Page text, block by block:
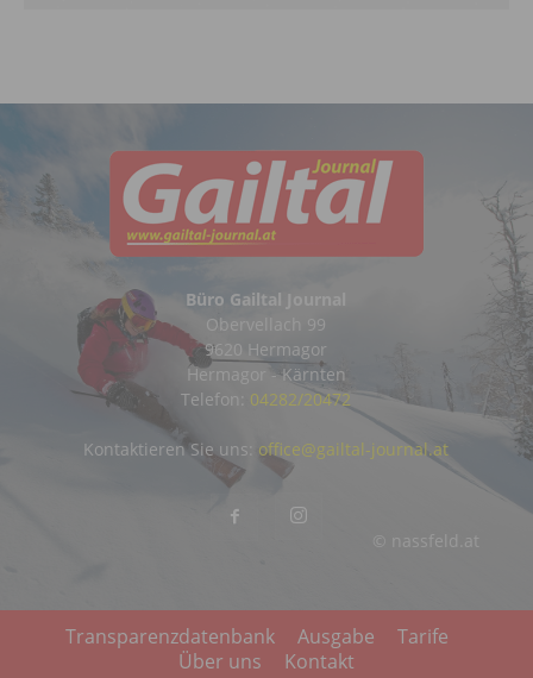
Büro Gailtal Journal
Obervellach 99
9620 Hermagor
Hermagor - Kärnten
Telefon: 04282/20472
© nassfeld.at
Kontaktieren Sie uns: office@gailtal-journal.at
Transparenzdatenbank Ausgabe
Tarife
Über uns
Kontakt